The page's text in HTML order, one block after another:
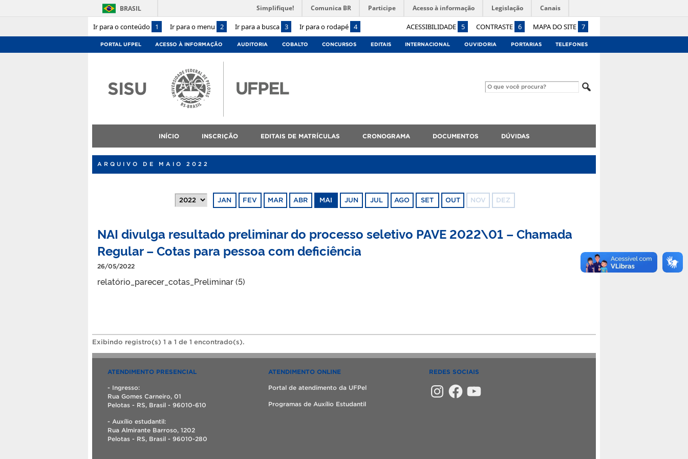
Ir para o conteúdo 1 Ir para o menu 2 Ir para a busca 3 Ir para o rodapé 4 ACESSIBILIDADE 5 CONTRASTE 6 MAPA DO SITE 7
BRASIL Simplifique! Comunica BR Participe Acesso à informação Legislação Canais
PORTAL UFPEL ACESSO À INFORMAÇÃO AUDITORIA COBALTO CONCURSOS EDITAIS INTERNACIONAL OUVIDORIA PORTARIAS TELEFONES
SISU
INÍCIO INSCRIÇÃO EDITAIS DE MATRÍCULAS CRONOGRAMA DOCUMENTOS DÚVIDAS
ARQUIVO DE MAIO 2022
JAN FEV MAR ABR MAI JUN JUL AGO SET OUT NOV DEZ
NAI divulga resultado preliminar do processo seletivo PAVE 2022\01 – Chamada
Regular – Cotas para pessoa com deficiência
26/05/2022
relatório_parecer_cotas_Preliminar (5)
Exibindo registro(s) 1 a 1 de 1 encontrado(s).
ATENDIMENTO PRESENCIAL
- Ingresso:
Rua Gomes Carneiro, 01
Pelotas - RS, Brasil - 96010-610
- Auxílio estudantil:
Rua Almirante Barroso, 1202
Pelotas - RS, Brasil - 96010-280
ATENDIMENTO ONLINE
Portal de atendimento da UFPel
Programas de Auxílio Estudantil
REDES SOCIAIS
InstagramFacebookYouTube